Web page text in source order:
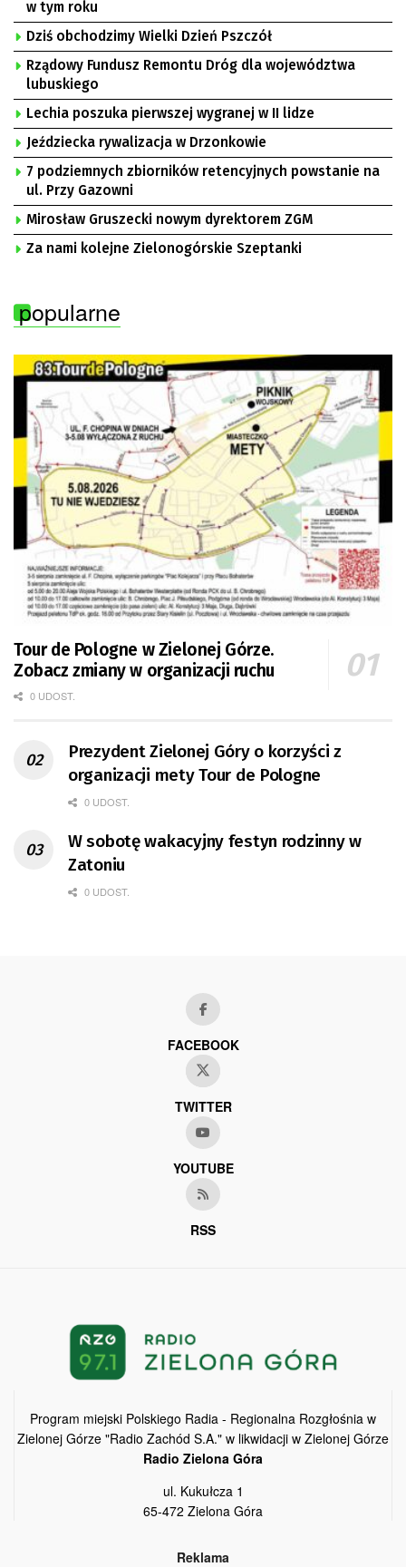
w tym roku
Dziś obchodzimy Wielki Dzień Pszczół
Rządowy Fundusz Remontu Dróg dla województwa
lubuskiego
Lechia poszuka pierwszej wygranej w II lidze
Jeździecka rywalizacja w Drzonkowie
7 podziemnych zbiorników retencyjnych powstanie na
ul. Przy Gazowni
Mirosław Gruszecki nowym dyrektorem ZGM
Za nami kolejne Zielonogórskie Szeptanki
popularne
Tour de Pologne w Zielonej Górze.
Zobacz zmiany w organizacji ruchu
0 UDOST.
Prezydent Zielonej Góry o korzyści z
organizacji mety Tour de Pologne
0 UDOST.
W sobotę wakacyjny festyn rodzinny w
Zatoniu
0 UDOST.
FACEBOOK
TWITTER
YOUTUBE
RSS
Program miejski Polskiego Radia - Regionalna Rozgłośnia w
Zielonej Górze "Radio Zachód S.A." w likwidacji w Zielonej Górze
Radio Zielona Góra
ul. Kukułcza 1
65-472 Zielona Góra
Reklama